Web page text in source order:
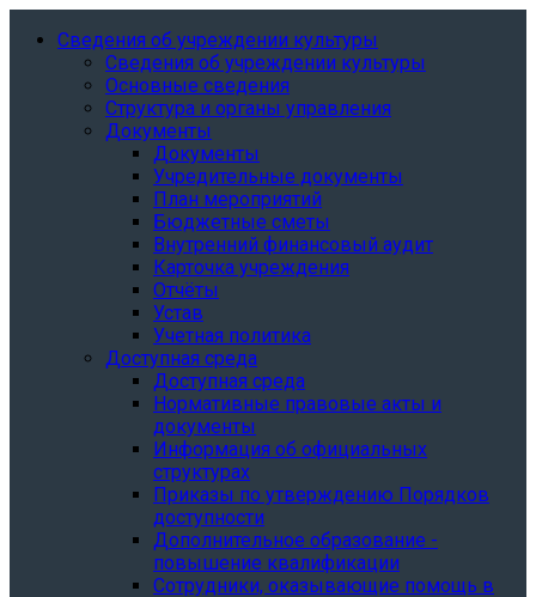
Сведения об учреждении культуры
Сведения об учреждении культуры
Основные сведения
Структура и органы управления
Документы
Документы
Учредительные документы
План мероприятий
Бюджетные сметы
Внутренний финансовый аудит
Карточка учреждения
Отчёты
Устав
Учетная политика
Доступная среда
Доступная среда
Нормативные правовые акты и
документы
Информация об официальных
структурах
Приказы по утверждению Порядков
доступности
Дополнительное образование -
повышение квалификации
Сотрудники, оказывающие помощь в